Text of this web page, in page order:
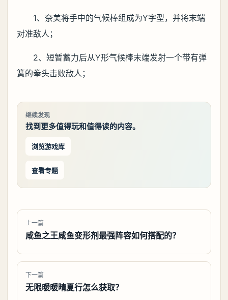
1、奈美将手中的气候棒组成为Y字型，并将末端
对准敌人；
2、短暂蓄力后从Y形气候棒末端发射一个带有弹
簧的拳头击败敌人；
继续发现
找到更多值得玩和值得读的内容。
浏览游戏库
查看专题
上一篇
咸鱼之王咸鱼变形剂最强阵容如何搭配的？
下一篇
无限暖暖晴夏行怎么获取？